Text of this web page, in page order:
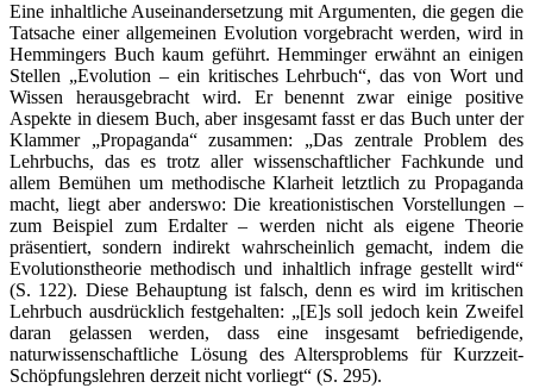
Eine inhaltliche Auseinandersetzung mit Argumenten, die gegen die
Tatsache einer allgemeinen Evolution vorgebracht werden, wird in
Hemmingers Buch kaum geführt. Hemminger erwähnt an einigen
Stellen „Evolution – ein kritisches Lehrbuch“, das von Wort und
Wissen herausgebracht wird. Er benennt zwar einige positive
Aspekte in diesem Buch, aber insgesamt fasst er das Buch unter der
Klammer „Propaganda“ zusammen: „Das zentrale Problem des
Lehrbuchs, das es trotz aller wissenschaftlicher Fachkunde und
allem Bemühen um methodische Klarheit letztlich zu Propaganda
macht, liegt aber anderswo: Die kreationistischen Vorstellungen –
zum Beispiel zum Erdalter – werden nicht als eigene Theorie
präsentiert, sondern indirekt wahrscheinlich gemacht, indem die
Evolutionstheorie methodisch und inhaltlich infrage gestellt wird“
(S. 122). Diese Behauptung ist falsch, denn es wird im kritischen
Lehrbuch ausdrücklich festgehalten: „[E]s soll jedoch kein Zweifel
daran gelassen werden, dass eine insgesamt befriedigende,
naturwissenschaftliche Lösung des Altersproblems für Kurzzeit-
Schöpfungslehren derzeit nicht vorliegt“ (S. 295).